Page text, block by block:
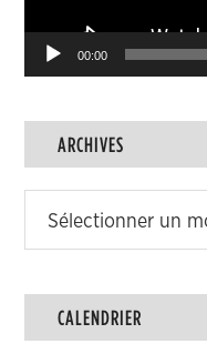
00:00
ARCHIVES
CALENDRIER